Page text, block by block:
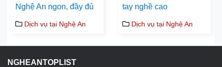
Nghệ An ngon, đầy đủ
Dịch vụ tại Nghệ An
tay nghề cao
Dịch vụ tại Nghệ An
NGHEANTOPLIST